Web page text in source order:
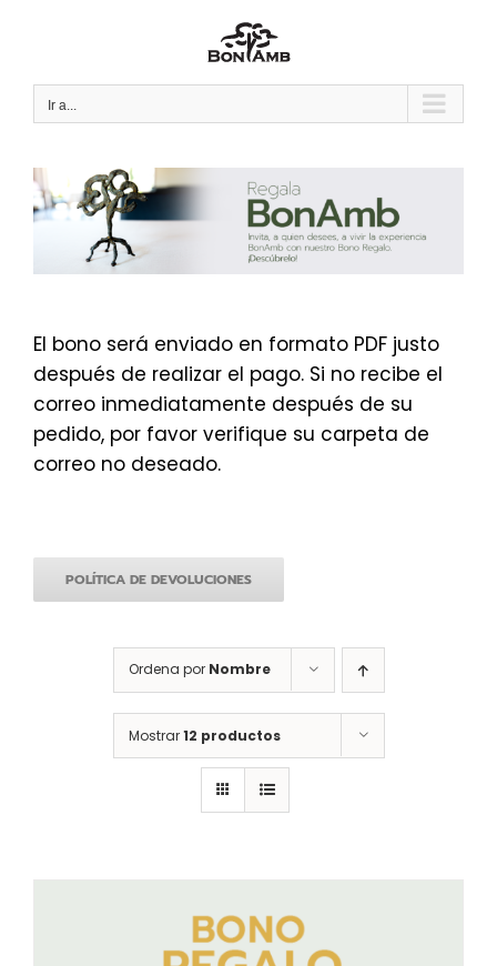
Ir a...
El bono será enviado en formato PDF justo
después de realizar el pago. Si no recibe el
correo inmediatamente después de su
pedido, por favor verifique su carpeta de
correo no deseado.
POLÍTICA DE DEVOLUCIONES
Ordena por Nombre
Mostrar12 productos